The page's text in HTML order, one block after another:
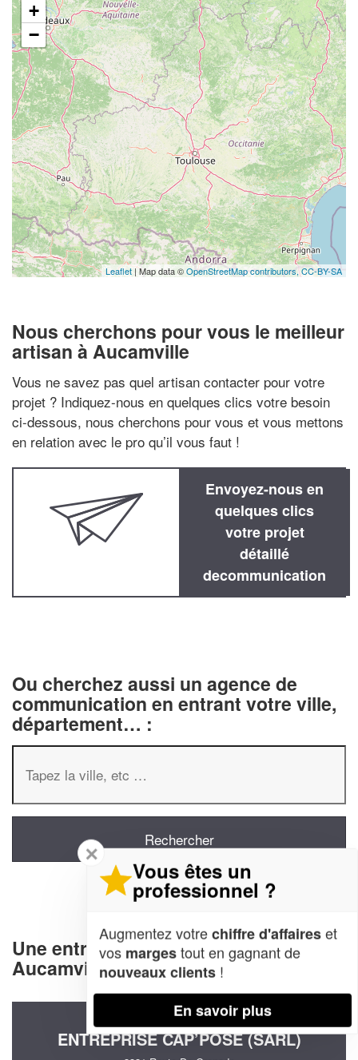
+
−
Leaflet| Map data ©OpenStreetMap contributors,CC-BY-SA
Nous cherchons pour vous le meilleur
artisan à Aucamville
Vous ne savez pas quel artisan contacter pour votre
projet ? Indiquez-nous en quelques clics votre besoin
ci-dessous, nous cherchons pour vous et vous mettons
en relation avec le pro qu’il vous faut !
Envoyez-nous en
quelques clics
votre projet
détaillé
decommunication
Ou cherchez aussi un agence de
communication en entrant votre ville,
département… :
Une entreprise decommunication à
Aucamville (82600)
ENTREPRISE CAP’POSE (SARL)
✕
Vous êtes un
professionnel ?
Augmentez votrechiffre d'affaireset
vos margestout en gagnant de
nouveaux clients !
En savoir plus